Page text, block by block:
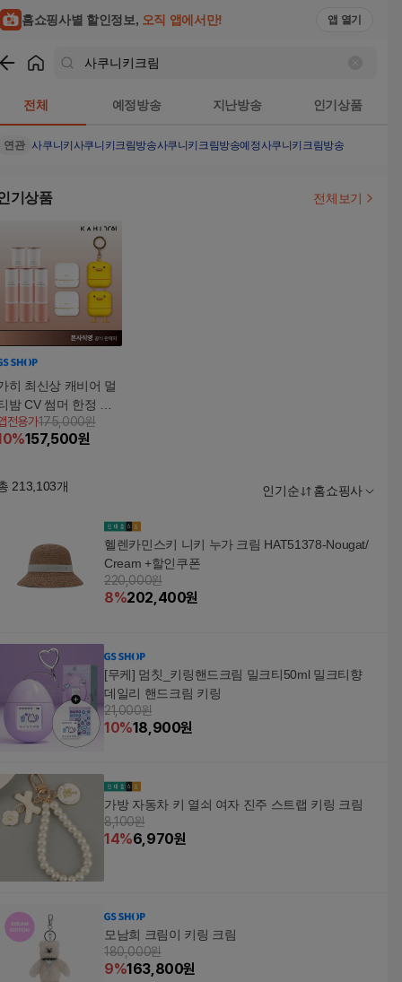
홈쇼핑사별 할인정보, 오직 앱에서만! 앱 열기
전체 예정방송 지난방송 인기상품
연관 사쿠니키 사쿠니키크림방송사쿠니키크림방송예정 사쿠니키크림방송
기상품 전체보기
히 최신상 캐비어 멀
밤 CV 썸머 한정 패
지 (본품5+썬스틱2
키링2)
전용가175,000원
%157,500원
213,103개 인기순 홈쇼핑사
헬렌카민스키 니키 누가 크림 HAT51378-Nougat/
Cream +할인쿠폰
220,000원
8%202,400원
[무케] 멈칫_키링핸드크림 밀크티50ml 밀크티향
데일리 핸드크림 키링
21,000원
10%18,900원
가방 자동차 키 열쇠 여자 진주 스트랩 키링 크림
8,100원
14%6,970원
모남희 크림이 키링 크림
180,000원
9%163,800원